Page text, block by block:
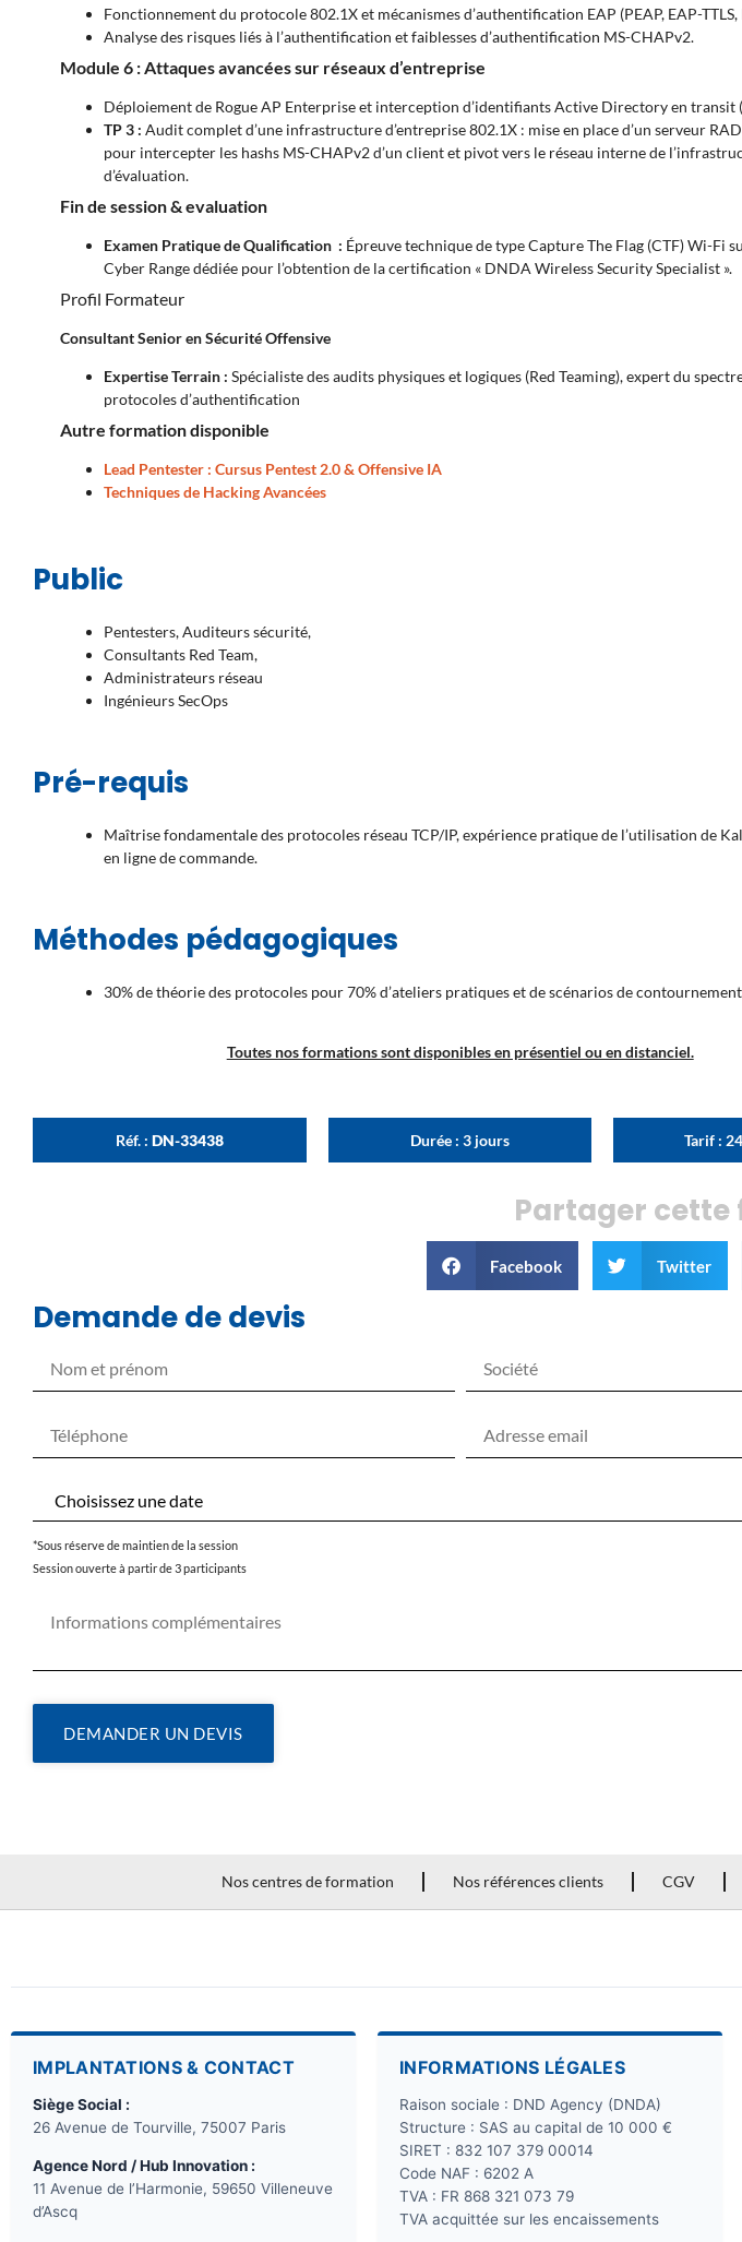
Fonctionnement du protocole 802.1X et mécanismes d’authentification EAP (PEAP, EAP-TTLS,
Analyse des risques liés à l’authentification et faiblesses d’authentification MS-CHAPv2.
Module 6 : Attaques avancées sur réseaux d’entreprise
Déploiement de Rogue AP Enterprise et interception d’identifiants Active Directory en transit
TP 3 : Audit complet d’une infrastructure d’entreprise 802.1X : mise en place d’un serveur
pour intercepter les hashs MS-CHAPv2 d’un client et pivot vers le réseau interne de
d’évaluation.
Fin de session & evaluation
Examen Pratique de Qualification : Épreuve technique de type Capture The Flag (CTF) Wi-Fi
Cyber Range dédiée pour l’obtention de la certification « DNDA Wireless Security Specialist ».
Profil Formateur
Consultant Senior en Sécurité Offensive
Expertise Terrain : Spécialiste des audits physiques et logiques (Red Teaming), expert du
protocoles d’authentification
Autre formation disponible
Lead Pentester : Cursus Pentest 2.0 & Offensive IA
Techniques de Hacking Avancées
Public
Pentesters, Auditeurs sécurité,
Consultants Red Team,
Administrateurs réseau
Ingénieurs SecOps
Pré-requis
Maîtrise fondamentale des protocoles réseau TCP/IP, expérience pratique de l’utilisation de
en ligne de commande.
Méthodes pédagogiques
30% de théorie des protocoles pour 70% d’ateliers pratiques et de scénarios de
Toutes nos formations sont disponibles en présentiel ou en distanciel.
Réf. :DN-33438 Durée : 3 jours Tarif :
Partager
Facebook Twitter
Demande de devis
*Sous réserve de maintien de la session
Session ouverte à partir de 3 participants
DEMANDER UN DEVIS
Nos centres de formation Nos références clients CGV
IMPLANTATIONS & CONTACT
Siège Social :
26 Avenue de Tourville, 75007 Paris
Agence Nord / Hub Innovation :
11 Avenue de l’Harmonie, 59650 Villeneuve
d’Ascq
INFORMATIONS LÉGALES
Raison sociale : DND Agency (DNDA)
Structure : SAS au capital de 10 000 €
SIRET : 832 107 379 00014
Code NAF : 6202 A
TVA : FR 868 321 073 79
TVA acquittée sur les encaissements